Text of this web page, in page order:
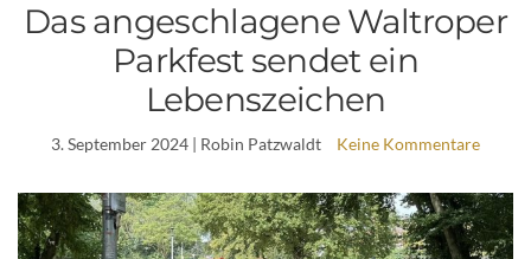
Das angeschlagene Waltroper
Parkfest sendet ein
Lebenszeichen
3. September 2024 | Robin Patzwaldt Keine Kommentare